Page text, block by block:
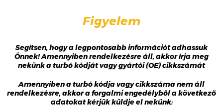
Figyelem
Segítsen, hogy a legpontosabb információt adhassuk
Önnek! Amennyiben rendelkezésre áll, akkor írja meg
nekünk a turbó kódját vagy gyártói (OE) cikkszámát
Amennyiben a turbó kódja vagy cikkszáma nem áll
rendelkezésre, akkor a forgalmi engedélyből a következő
adatokat kérjük küldje el nekünk: